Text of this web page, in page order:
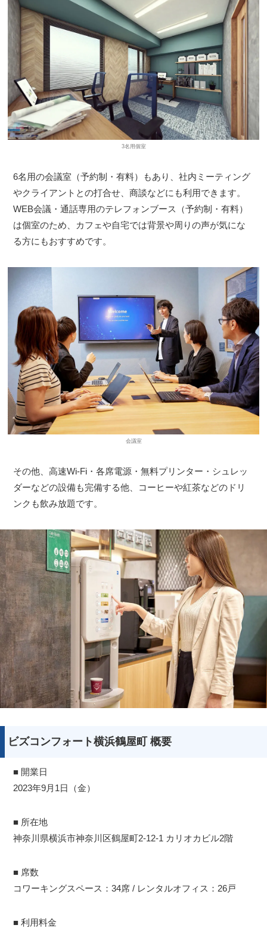
3名用個室
6名用の会議室（予約制・有料）もあり、社内ミーティング
やクライアントとの打合せ、商談などにも利用できます。
WEB会議・通話専用のテレフォンブース（予約制・有料）
は個室のため、カフェや自宅では背景や周りの声が気にな
る方にもおすすめです。
会議室
その他、高速Wi-Fi・各席電源・無料プリンター・シュレッ
ダーなどの設備も完備する他、コーヒーや紅茶などのドリ
ンクも飲み放題です。
ビズコンフォート横浜鶴屋町 概要
■ 開業日
2023年9月1日（金）
■ 所在地
神奈川県横浜市神奈川区鶴屋町2-12-1 カリオカビル2階
■ 席数
コワーキングスペース：34席 / レンタルオフィス：26戸
■ 利用料金